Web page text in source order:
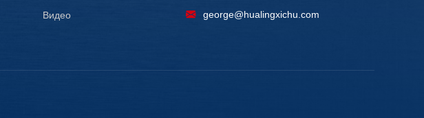
Видео george@hualingxichu.com